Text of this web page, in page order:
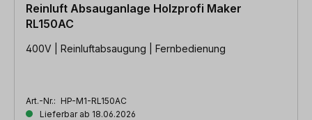
Reinluft Absauganlage Holzprofi Maker
RL150AC
400V | Reinluftabsaugung | Fernbedienung
Art.-Nr.: HP-M1-RL150AC
Lieferbar ab 18.06.2026